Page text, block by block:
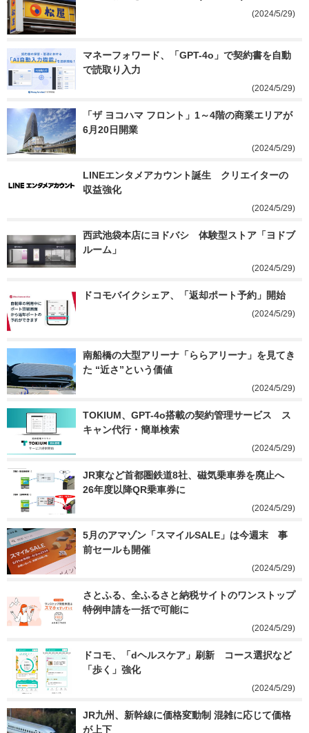
(2024/5/29)
マネーフォワード、「GPT-4o」で契約書を自動
で読取り入力
(2024/5/29)
「ザ ヨコハマ フロント」1～4階の商業エリアが
6月20日開業
(2024/5/29)
LINEエンタメアカウント誕生　クリエイターの
収益強化
(2024/5/29)
西武池袋本店にヨドバシ　体験型ストア「ヨドブ
ルーム」
(2024/5/29)
ドコモバイクシェア、「返却ポート予約」開始
(2024/5/29)
南船橋の大型アリーナ「ららアリーナ」を見てき
た “近さ”という価値
(2024/5/29)
TOKIUM、GPT-4o搭載の契約管理サービス　ス
キャン代行・簡単検索
(2024/5/29)
JR東など首都圏鉄道8社、磁気乗車券を廃止へ
26年度以降QR乗車券に
(2024/5/29)
5月のアマゾン「スマイルSALE」は今週末　事
前セールも開催
(2024/5/29)
さとふる、全ふるさと納税サイトのワンストップ
特例申請を一括で可能に
(2024/5/29)
ドコモ、「dヘルスケア」刷新　コース選択など
「歩く」強化
(2024/5/29)
JR九州、新幹線に価格変動制 混雑に応じて価格
が上下